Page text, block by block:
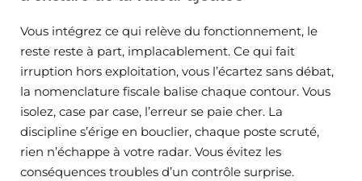
Vous intégrez ce qui relève du fonctionnement, le
reste reste à part, implacablement. Ce qui fait
irruption hors exploitation, vous l’écartez sans débat,
la nomenclature fiscale balise chaque contour. Vous
isolez, case par case, l’erreur se paie cher. La
discipline s’érige en bouclier, chaque poste scruté,
rien n’échappe à votre radar. Vous évitez les
conséquences troubles d’un contrôle surprise.